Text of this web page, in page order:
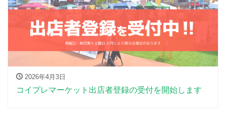
2026年4月3日
コイプレマーケット出店者登録の受付を開始します